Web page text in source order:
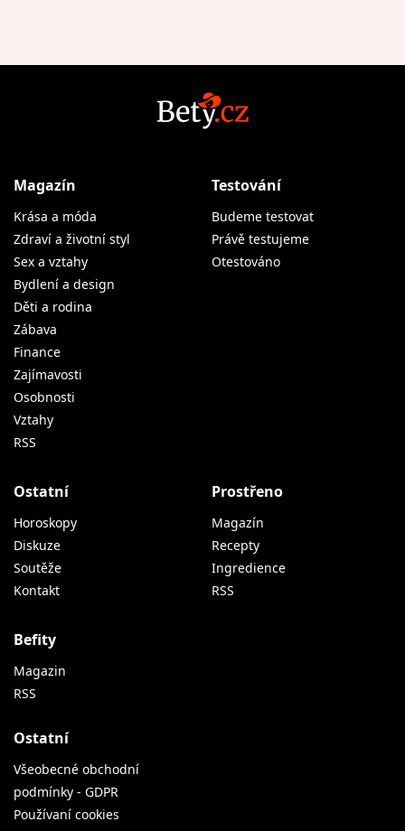
Magazín
Krása a móda
Zdraví a životní styl
Sex a vztahy
Bydlení a design
Děti a rodina
Zábava
Finance
Zajímavosti
Osobnosti
Vztahy
RSS
Testování
Budeme testovat
Právě testujeme
Otestováno
Ostatní
Horoskopy
Diskuze
Soutěže
Kontakt
Prostřeno
Magazín
Recepty
Ingredience
RSS
Befity
Magazin
RSS
Ostatní
Všeobecné obchodní
podmínky - GDPR
Používaní cookies